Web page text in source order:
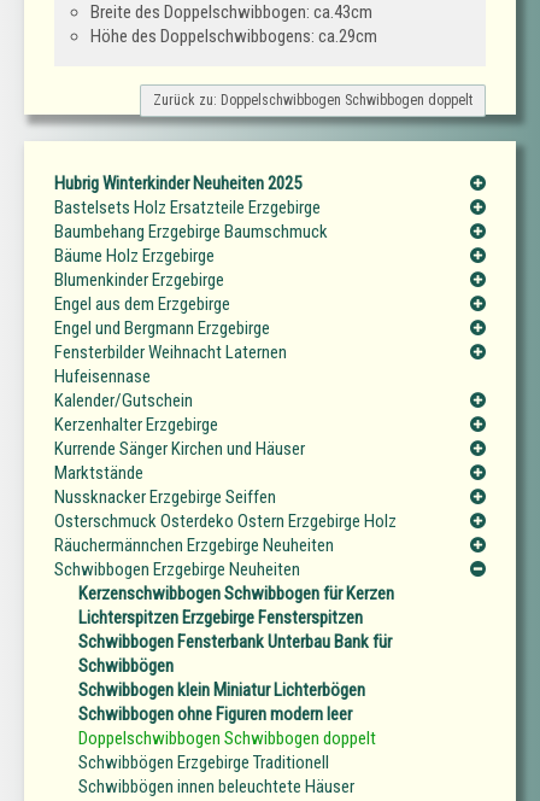
Breite des Doppelschwibbogen: ca.43cm
Höhe des Doppelschwibbogens: ca.29cm
Zurück zu: Doppelschwibbogen Schwibbogen doppelt
Hubrig Winterkinder Neuheiten 2025
Bastelsets Holz Ersatzteile Erzgebirge
Baumbehang Erzgebirge Baumschmuck
Bäume Holz Erzgebirge
Blumenkinder Erzgebirge
Engel aus dem Erzgebirge
Engel und Bergmann Erzgebirge
Fensterbilder Weihnacht Laternen
Hufeisennase
Kalender/Gutschein
Kerzenhalter Erzgebirge
Kurrende Sänger Kirchen und Häuser
Marktstände
Nussknacker Erzgebirge Seiffen
Osterschmuck Osterdeko Ostern Erzgebirge Holz
Räuchermännchen Erzgebirge Neuheiten
Schwibbogen Erzgebirge Neuheiten
Kerzenschwibbogen Schwibbogen für Kerzen
Lichterspitzen Erzgebirge Fensterspitzen
Schwibbogen Fensterbank Unterbau Bank für
Schwibbögen
Schwibbogen klein Miniatur Lichterbögen
Schwibbogen ohne Figuren modern leer
Doppelschwibbogen Schwibbogen doppelt
Schwibbögen Erzgebirge Traditionell
Schwibbögen innen beleuchtete Häuser